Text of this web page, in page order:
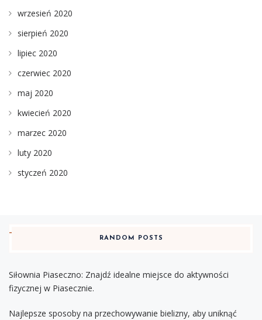
wrzesień 2020
sierpień 2020
lipiec 2020
czerwiec 2020
maj 2020
kwiecień 2020
marzec 2020
luty 2020
styczeń 2020
RANDOM POSTS
Siłownia Piaseczno: Znajdź idealne miejsce do aktywności
fizycznej w Piasecznie.
Najlepsze sposoby na przechowywanie bielizny, aby uniknąć